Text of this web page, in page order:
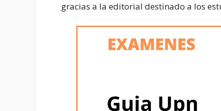
gracias a la editorial destinado a los